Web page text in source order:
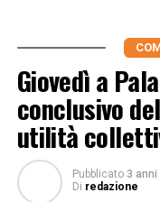
Giovedì a
conclusivo
utilità
Pubblicato 3 anni
Di redazione